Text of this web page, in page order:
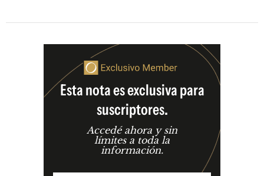
Esta nota es exclusiva para
suscriptores.
Accedé ahora y sin
límites a toda la
información.